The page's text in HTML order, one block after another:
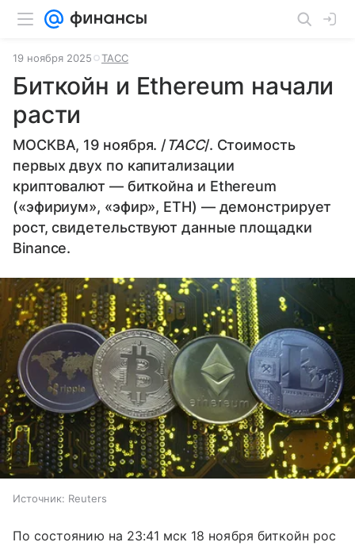
19 ноября 2025 ТАСС
Биткойн и Ethereum начали
расти
МОСКВА, 19 ноября. /ТАСС/. Стоимость
первых двух по капитализации
криптовалют — биткойна и Ethereum
(«эфириум», «эфир», ETH) — демонстрирует
рост, свидетельствуют данные площадки
Binance.
Источник: Reuters
По состоянию на 23:41 мск 18 ноября биткойн рос